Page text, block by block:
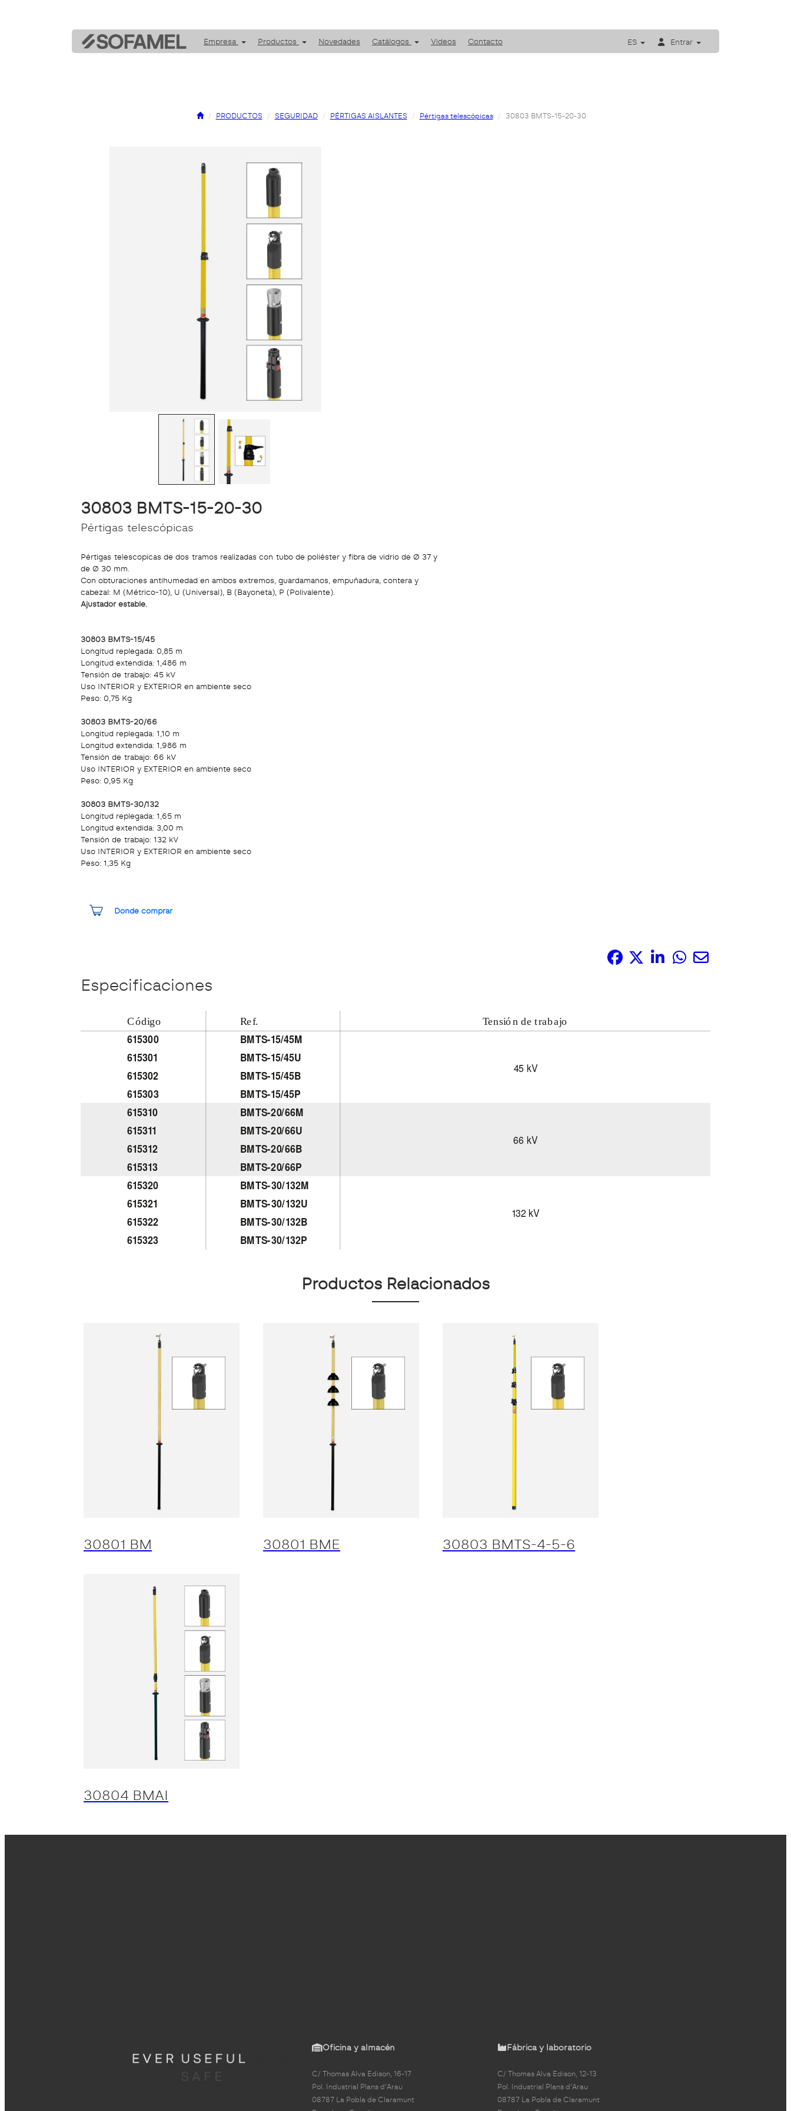
Empresa Productos Novedades Catálogos Videos Contacto ES Entrar
PRODUCTOS SEGURIDAD PÉRTIGAS AISLANTES Pértigas telescópicas 30803 BMTS-15-20-30
30803 BMTS-15-20-30
Pértigas telescópicas
Pértigas telescopicas de dos tramos realizadas con tubo de poliéster y fibra de vidrio de Ø 37 y
de Ø 30 mm.
Con obturaciones antihumedad en ambos extremos, guardamanos, empuñadura, contera y
cabezal: M (Métrico-10), U (Universal), B (Bayoneta), P (Polivalente).
Ajustador estable.
30803 BMTS-15/45
Longitud replegada: 0,85 m
Longitud extendida: 1,486 m
Tensión de trabajo: 45 kV
Uso INTERIOR y EXTERIOR en ambiente seco
Peso: 0,75 Kg
30803 BMTS-20/66
Longitud replegada: 1,10 m
Longitud extendida: 1,986 m
Tensión de trabajo: 66 kV
Uso INTERIOR y EXTERIOR en ambiente seco
Peso: 0,95 Kg
30803 BMTS-30/132
Longitud replegada: 1,65 m
Longitud extendida: 3,00 m
Tensión de trabajo: 132 kV
Uso INTERIOR y EXTERIOR en ambiente seco
Peso: 1,35 Kg
Donde comprar
Especificaciones
Productos Relacionados
30801 BM 30801 BME 30803 BMTS-4-5-6
30804 BMAI
Oficina y almacén
C/ Thomas Alva Edison, 16-17
Pol. Industrial Plans d'Arau
08787 La Pobla de Claramunt
Fábrica y laboratorio
C/ Thomas Alva Edison, 12-13
Pol. Industrial Plans d'Arau
08787 La Pobla de Claramunt